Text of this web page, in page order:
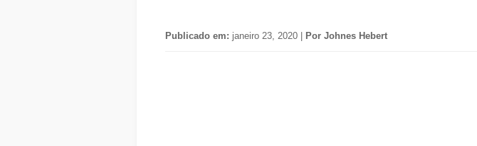
Publicado em: janeiro 23, 2020 | Por Johnes Hebert